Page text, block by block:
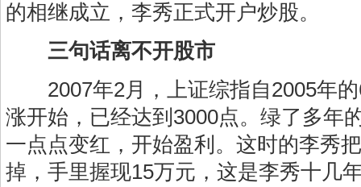
的相继成立，李秀正式开户炒股。
三句话离不开股市
2007年2月，上证综指自2005年的
涨开始，已经达到3000点。绿了多年
一点点变红，开始盈利。这时的李秀
掉，手里握现15万元，这是李秀十几